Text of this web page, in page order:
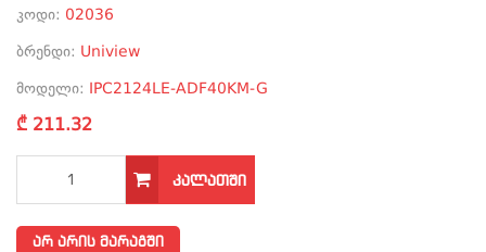
კოდი: 02036
ბრენდი: Uniview
მოდელი: IPC2124LE-ADF40KM-G
₾ 211.32
ᲙᲐᲚᲐᲗᲨᲘ
არ არის მარაგში